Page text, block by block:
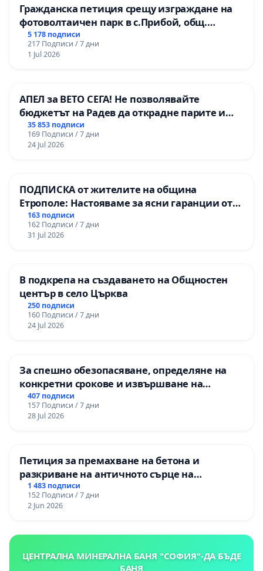
Гражданска петиция срещу изграждане на
фотоволтаичен парк в с.Прибой, общ.
Радомир
5 178 подписи
217 Подписи / 7 дни
1 Jul 2026
АПЕЛ за ВЕТО СЕГА! Не позволявайте
бюджетът на Радев да открадне парите и
правата ни в тъмното
35 853 подписи
169 Подписи / 7 дни
24 Jul 2026
ПОДПИСКА от жителите на община
Етрополе: Настояваме за ясни гаранции от
“Елаците-МЕД” АД и от държавата, че ще се
изпълнят всички екологични норми!
163 подписи
162 Подписи / 7 дни
31 Jul 2026
В подкрепа на създаването на Общностен
център в село Църква
250 подписи
160 Подписи / 7 дни
24 Jul 2026
За спешно обезопасяване, определяне на
конкретни срокове и извършване на
цялостна рехабилитация на
републиканския път между пътен възел АМ
„Тракия“ - гр. Ихтиман - с. Мирово - к.к.
407 подписи
157 Подписи / 7 дни
28 Jul 2026
Петиция за премахване на бетона и
разкриване на античното сърце на
Могиланската могила във Враца
1 483 подписи
152 Подписи / 7 дни
2 Jun 2026
ЦЕНТРАЛНА МИНЕРАЛНА БАНЯ "СОФИЯ"-ДА БЪДЕ
БАНЯ